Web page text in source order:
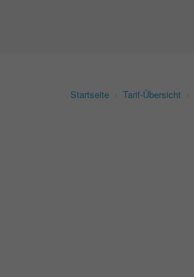
Startseite Tarif-Übersicht